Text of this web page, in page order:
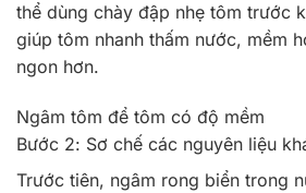
thể dùng chày đập nhẹ tôm trước
giúp tôm nhanh thấm nước, mềm
ngon hơn.
Ngâm tôm để tôm có độ mềm
Bước 2: Sơ chế các nguyên liệu
Trước tiên, ngâm rong biển trong